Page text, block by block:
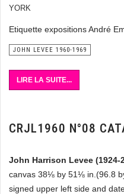
YORK
Etiquette expositions André
JOHN LEVEE 1960-1969
LIRE LA SUITE...
CRJL1960 N°08
John Harrison Levee (1924-
canvas 38⅛ by 51⅛ in.(96.8
signed upper left side and